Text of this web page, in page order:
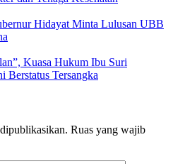
Hidayat Minta Lulusan UBB
Kuasa Hukum Ibu Suri
Berstatus Tersangka
Ruas yang wajib